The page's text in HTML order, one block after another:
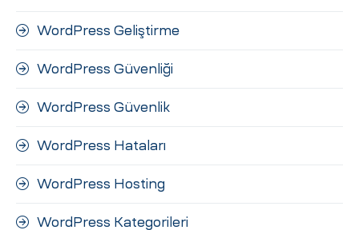
WordPress Geliştirme
WordPress Güvenliği
WordPress Güvenlik
WordPress Hataları
WordPress Hosting
WordPress Kategorileri